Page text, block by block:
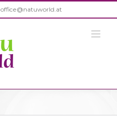
office@natuworld.at